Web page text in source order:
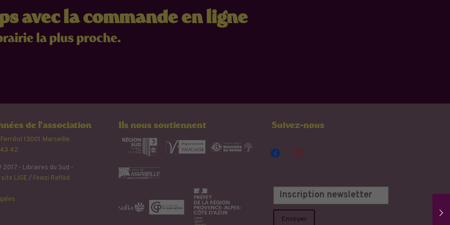
avec la commande en ligne
la plus proche.
de l'association
13001 Marseille
42
- Libraires du Sud -
LIGE / Fewzi Raffed
Ils nous soutiennent Suivez-nous
facebookinstagram